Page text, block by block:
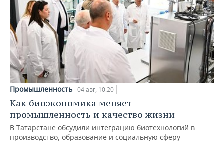
Промышленность 04 авг, 10:20
Как биоэкономика меняет
промышленность и качество жизни
В Татарстане обсудили интеграцию биотехнологий в
производство, образование и социальную сферу